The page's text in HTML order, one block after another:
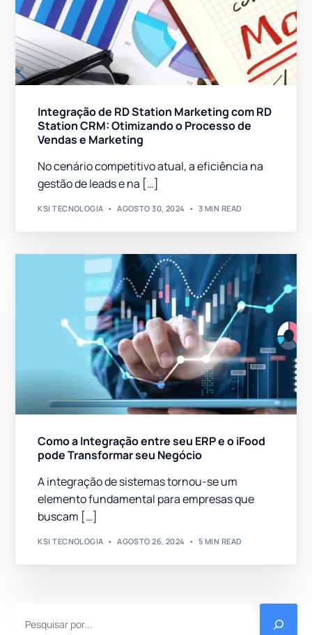
Integração de RD Station Marketing com RD
Station CRM: Otimizando o Processo de
Vendas e Marketing
No cenário competitivo atual, a eficiência na
gestão de leads e na […]
KSI TECNOLOGIA AGOSTO 30, 2024 3 MIN READ
Como a Integração entre seu ERP e o iFood
pode Transformar seu Negócio
A integração de sistemas tornou-se um
elemento fundamental para empresas que
buscam […]
KSI TECNOLOGIA AGOSTO 26, 2024 5 MIN READ